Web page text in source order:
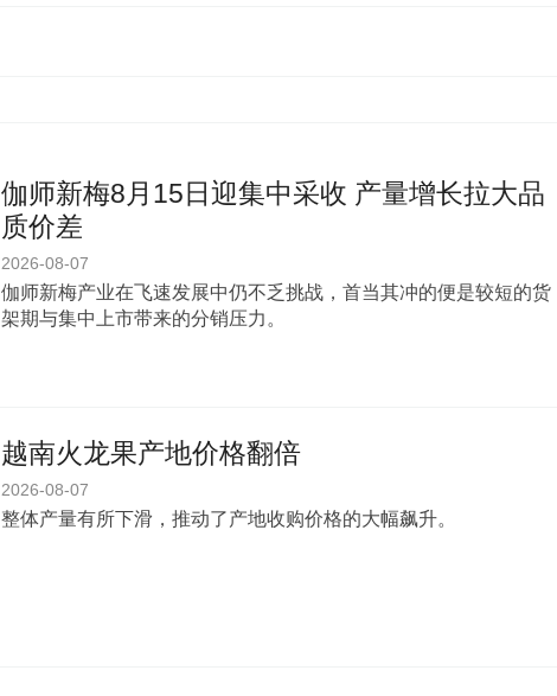
伽师新梅8月15日迎集中采收 产量增长拉大品
质价差
2026-08-07
伽师新梅产业在飞速发展中仍不乏挑战，首当其冲的便是较短的货
架期与集中上市带来的分销压力。
越南火龙果产地价格翻倍
2026-08-07
整体产量有所下滑，推动了产地收购价格的大幅飙升。